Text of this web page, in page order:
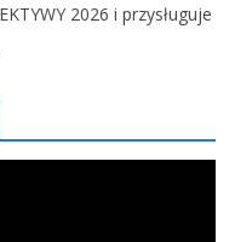
2026 i przysługuje